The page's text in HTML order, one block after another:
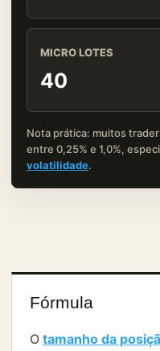
MICRO LOTES
40
Nota prática: muitos
entre 0,25% e 1,0%,
volatilidade.
Fórmula
O tamanho da